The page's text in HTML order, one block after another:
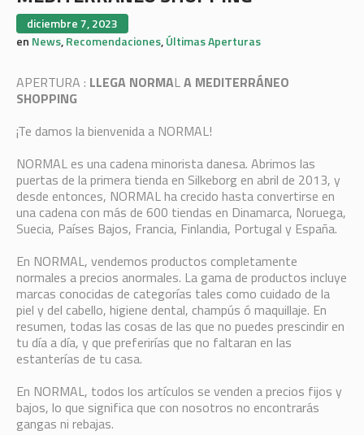
diciembre 7, 2023
en News,Recomendaciones,Últimas Aperturas
APERTURA : LLEGA NORMALA MEDITERRÁNEO
SHOPPING
¡Te damos la bienvenida a NORMAL!
NORMAL es una cadena minorista danesa. Abrimos las
puertas de la primera tienda en Silkeborg en abril de 2013, y
desde entonces, NORMAL ha crecido hasta convertirse en
una cadena con más de 600 tiendas en Dinamarca, Noruega,
Suecia, Países Bajos, Francia, Finlandia, Portugal y España.
En NORMAL, vendemos productos completamente
normales a precios anormales. La gama de productos incluye
marcas conocidas de categorías tales como cuidado de la
piel y del cabello, higiene dental, champús ó maquillaje. En
resumen, todas las cosas de las que no puedes prescindir en
tu día a día, y que preferirías que no faltaran en las
estanterías de tu casa.
En NORMAL, todos los artículos se venden a precios fijos y
bajos, lo que significa que con nosotros no encontrarás
gangas ni rebajas.